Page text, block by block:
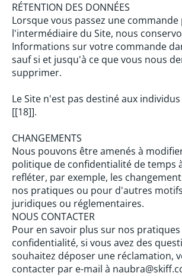
RÉTENTION DES DONNÉES
Lorsque vous passez une commande
l'intermédiaire du Site, nous
Informations sur votre commande
sauf si et jusqu'à ce que vous nous
supprimer.
Le Site n'est pas destiné aux
[[18]].
CHANGEMENTS
Nous pouvons être amenés à
politique de confidentialité de temps
refléter, par exemple, les
nos pratiques ou pour d'autres
juridiques ou réglementaires.
NOUS CONTACTER
Pour en savoir plus sur nos
confidentialité, si vous avez des
souhaitez déposer une réclamation,
contacter par e-mail à naubra